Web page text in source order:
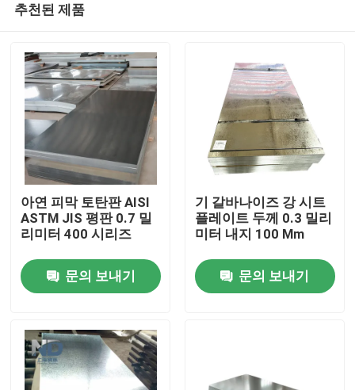
집
제품
공장 여행
추천된 제품
아연 피막 토탄판 AISI
ASTM JIS 평판 0.7 밀
리미터 400 시리즈
문의 보내기
기 갈바나이즈 강 시트
플레이트 두께 0.3 밀리
미터 내지 100 Mm
문의 보내기